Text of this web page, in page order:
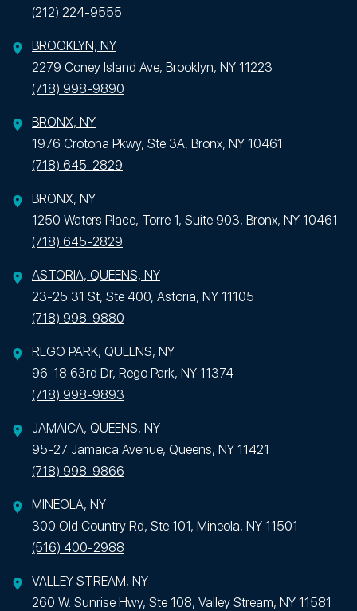
(212) 224-9555
BROOKLYN, NY
2279 Coney Island Ave, Brooklyn, NY 11223
(718) 998-9890
BRONX, NY
1976 Crotona Pkwy, Ste 3A, Bronx, NY 10461
(718) 645-2829
BRONX, NY
1250 Waters Place, Torre 1, Suite 903, Bronx, NY 10461
(718) 645-2829
ASTORIA, QUEENS, NY
23-25 31 St, Ste 400, Astoria, NY 11105
(718) 998-9880
REGO PARK, QUEENS, NY
96-18 63rd Dr, Rego Park, NY 11374
(718) 998-9893
JAMAICA, QUEENS, NY
95-27 Jamaica Avenue, Queens, NY 11421
(718) 998-9866
MINEOLA, NY
300 Old Country Rd, Ste 101, Mineola, NY 11501
(516) 400-2988
VALLEY STREAM, NY
260 W. Sunrise Hwy, Ste 108, Valley Stream, NY 11581